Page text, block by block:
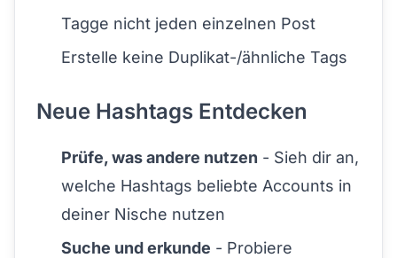
Tagge nicht jeden einzelnen Post
Erstelle keine Duplikat-/ähnliche Tags
Neue Hashtags Entdecken
Prüfe, was andere nutzen - Sieh dir an,
welche Hashtags beliebte Accounts in
deiner Nische nutzen
Suche und erkunde - Probiere